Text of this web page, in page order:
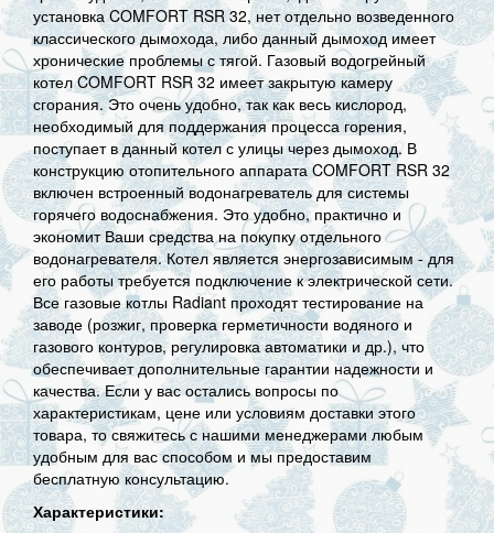
установка COMFORT RSR 32, нет отдельно возведенного
классического дымохода, либо данный дымоход имеет
хронические проблемы с тягой. Газовый водогрейный
котел COMFORT RSR 32 имеет закрытую камеру
сгорания. Это очень удобно, так как весь кислород,
необходимый для поддержания процесса горения,
поступает в данный котел с улицы через дымоход. В
конструкцию отопительного аппарата COMFORT RSR 32
включен встроенный водонагреватель для системы
горячего водоснабжения. Это удобно, практично и
экономит Ваши средства на покупку отдельного
водонагревателя. Котел является энергозависимым - для
его работы требуется подключение к электрической сети.
Все газовые котлы Radiant проходят тестирование на
заводе (розжиг, проверка герметичности водяного и
газового контуров, регулировка автоматики и др.), что
обеспечивает дополнительные гарантии надежности и
качества. Если у вас остались вопросы по
характеристикам, цене или условиям доставки этого
товара, то свяжитесь с нашими менеджерами любым
удобным для вас способом и мы предоставим
бесплатную консультацию.
Характеристики: